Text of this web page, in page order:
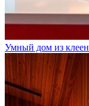
Умный дом из